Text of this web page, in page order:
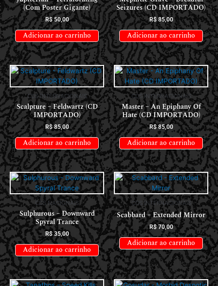
(Com Poster Gigante)
R$50,00
Adicionar ao carrinho
Seizures (CD IMPORTADO)
R$85,00
Adicionar ao carrinho
CDS INTERNACIONAIS
Scalpture – Feldwartz (CD
IMPORTADO)
R$85,00
Adicionar ao carrinho
CDS INTERNACIONAIS
Master – An Epiphany Of
Hate (CD IMPORTADO)
R$85,00
Adicionar ao carrinho
CDS NACIONAIS
Sulphurous – Downward
Spyral Trance
R$35,00
Adicionar ao carrinho
CDS INTERNACIONAIS
Scabbard – Extended Mirror
R$70,00
Adicionar ao carrinho